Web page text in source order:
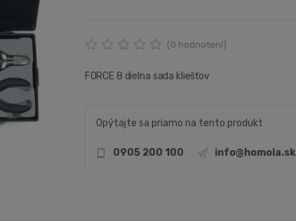
(0 hodnotení)
FORCE 8 dielna sada kliešťov
Opýtajte sa priamo na tento produkt
0905 200 100 info@homola.sk